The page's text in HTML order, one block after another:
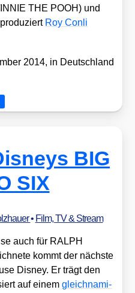
THE POOH) und
Roy Con­li
2014, in Deutsch­land
BIG
SIX
• Film, TV & Stream
auch für RALPH
kommt der nächs­te
Dis­ney. Er trägt den
auf einemgleich­na­mi­